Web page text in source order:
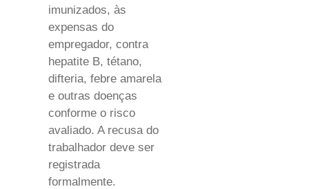
imunizados, às
expensas do
empregador, contra
hepatite B, tétano,
difteria, febre amarela
e outras doenças
conforme o risco
avaliado. A recusa do
trabalhador deve ser
registrada
formalmente.